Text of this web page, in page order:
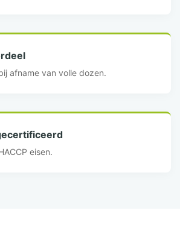
afname van volle dozen.
eisen.